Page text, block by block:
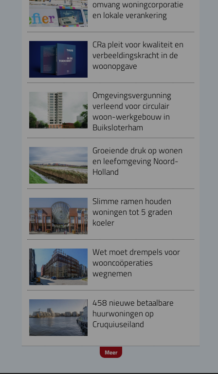
omvang woningcorporatie
en lokale verankering
CRa pleit voor kwaliteit en
verbeeldingskracht in de
woonopgave
Omgevingsvergunning
verleend voor circulair
woon-werkgebouw in
Buiksloterham
Groeiende druk op wonen
en leefomgeving Noord-
Holland
Slimme ramen houden
woningen tot 5 graden
koeler
Wet moet drempels voor
wooncoöperaties
wegnemen
458 nieuwe betaalbare
huurwoningen op
Cruquiuseiland
Meer